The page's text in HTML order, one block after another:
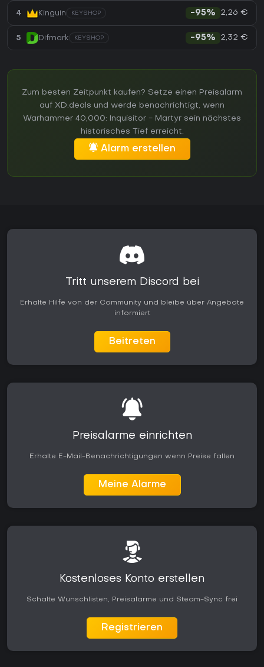
4 Kinguin KEYSHOP -95% 2,26 €
5 Difmark KEYSHOP -95% 2,32 €
Zum besten Zeitpunkt kaufen? Setze einen Preisalarm
auf XD.deals und werde benachrichtigt, wenn
Warhammer 40,000: Inquisitor - Martyr sein nächstes
historisches Tief erreicht.
Alarm erstellen
Tritt unserem Discord bei
Erhalte Hilfe von der Community und bleibe über Angebote
informiert
Beitreten
Preisalarme einrichten
Erhalte E-Mail-Benachrichtigungen wenn Preise fallen
Meine Alarme
Kostenloses Konto erstellen
Schalte Wunschlisten, Preisalarme und Steam-Sync frei
Registrieren